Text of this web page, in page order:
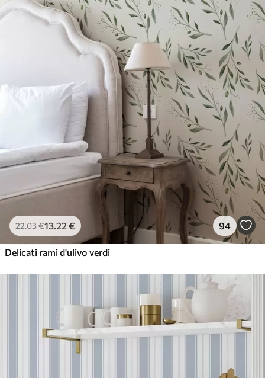
22.03€13.22 € 94
Delicati rami d'ulivo verdi